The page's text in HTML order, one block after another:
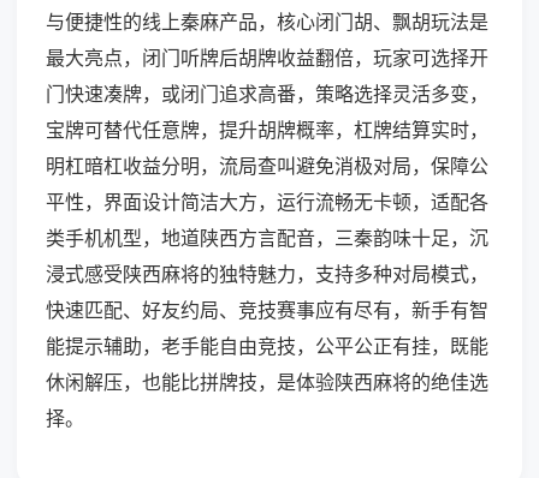
与便捷性的线上秦麻产品，核心闭门胡、飘胡玩法是
最大亮点，闭门听牌后胡牌收益翻倍，玩家可选择开
门快速凑牌，或闭门追求高番，策略选择灵活多变，
宝牌可替代任意牌，提升胡牌概率，杠牌结算实时，
明杠暗杠收益分明，流局查叫避免消极对局，保障公
平性，界面设计简洁大方，运行流畅无卡顿，适配各
类手机机型，地道陕西方言配音，三秦韵味十足，沉
浸式感受陕西麻将的独特魅力，支持多种对局模式，
快速匹配、好友约局、竞技赛事应有尽有，新手有智
能提示辅助，老手能自由竞技，公平公正有挂，既能
休闲解压，也能比拼牌技，是体验陕西麻将的绝佳选
择。